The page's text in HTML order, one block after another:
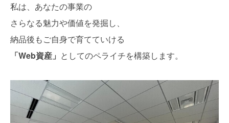
私は、あなたの事業の
さらなる魅力や価値を発掘し、
納品後もご自身で育てていける
「Web資産」 としてのペライチを構築します。